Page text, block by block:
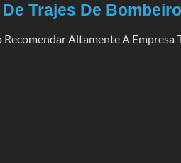
Trajes De
Recomendar Altamente A